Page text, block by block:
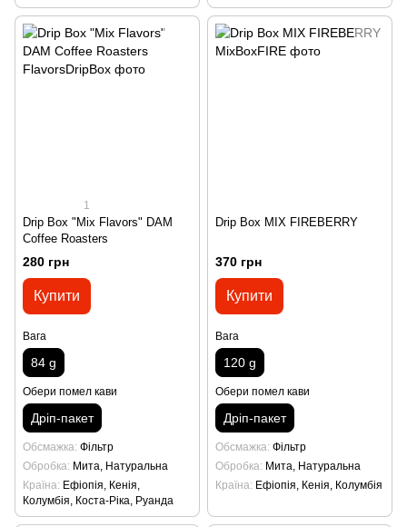
1
Drip Box "Mix Flavors" DAM
Coffee Roasters
280 грн
Купити
Вага
84 g
Обери помел кави
Дріп-пакет
Обсмажка Фільтр
Обробка Мита, Натуральна
Країна Ефіопія, Кенія,
Колумбія, Коста-Ріка, Руанда
Drip Box MIX FIREBERRY
370 грн
Купити
Вага
120 g
Обери помел кави
Дріп-пакет
Обсмажка Фільтр
Обробка Мита, Натуральна
Країна Ефіопія, Кенія, Колумбія